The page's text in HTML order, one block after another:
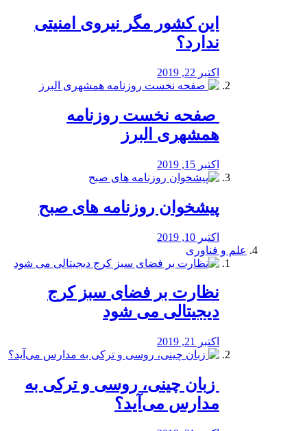
این کشور مگر نیروی امنیتی
ندارد؟
اکتبر 22, 2019
️ صفحه نخست روزنامه‌
همشهری البرز
اکتبر 15, 2019
پیشخوان روزنامه های صبح
اکتبر 10, 2019
علم و فناوری
نظارت بر فضای سبز کرج
دیجیتالی می شود
اکتبر 21, 2019
️ زبان چینی، روسی و ترکی به
مدارس می‌آید؟